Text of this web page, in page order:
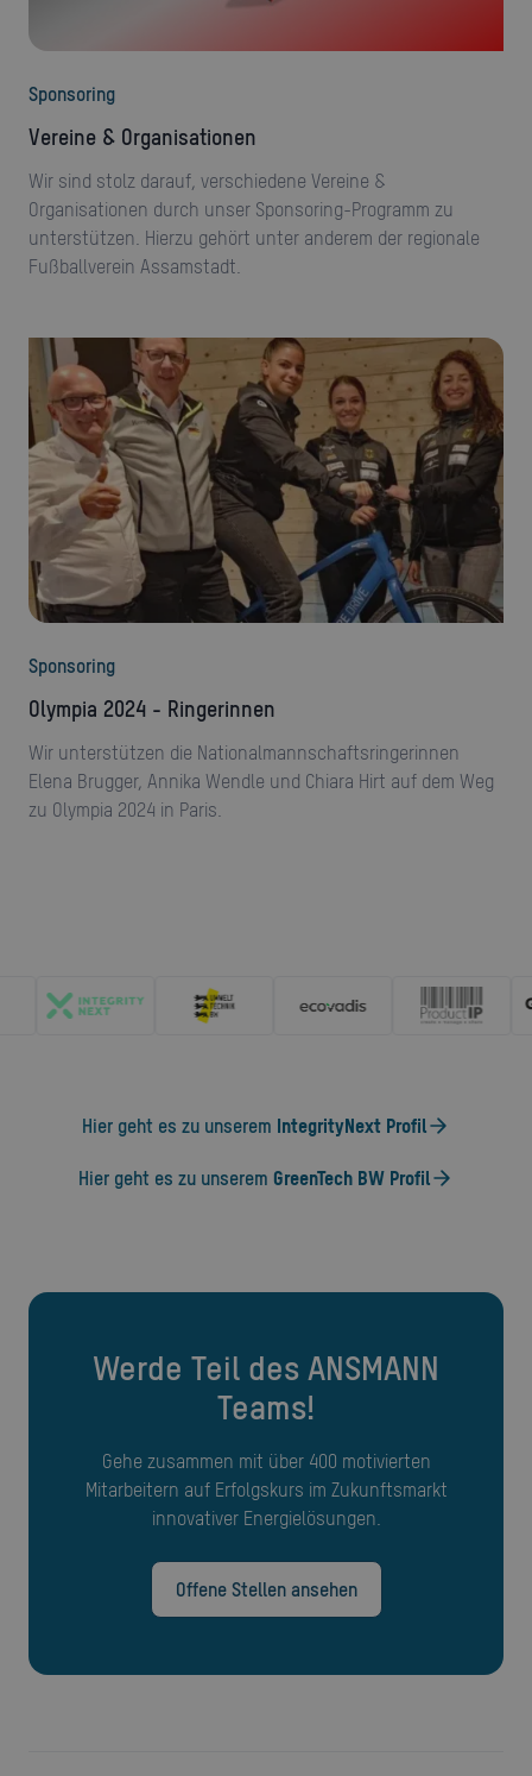
Sponsoring
Vereine & Organisationen
Wir sind stolz darauf, verschiedene Vereine &
Organisationen durch unser Sponsoring-Programm zu
unterstützen. Hierzu gehört unter anderem der regionale
Fußballverein Assamstadt.
Sponsoring
Olympia 2024 - Ringerinnen
Wir unterstützen die Nationalmannschaftsringerinnen
Elena Brugger, Annika Wendle und Chiara Hirt auf dem Weg
zu Olympia 2024 in Paris.
Hier geht es zu unserem IntegrityNext Profil
Hier geht es zu unserem GreenTech BW Profil
Werde Teil des ANSMANN
Teams!
Gehe zusammen mit über 400 motivierten
Mitarbeitern auf Erfolgskurs im Zukunftsmarkt
innovativer Energielösungen.
Offene Stellen ansehen